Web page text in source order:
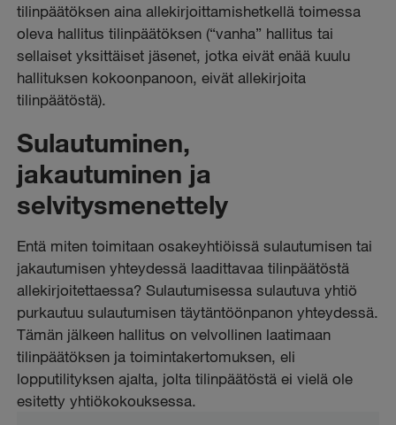
tilinpäätöksen aina allekirjoittamishetkellä toimessa
oleva hallitus tilinpäätöksen (“vanha” hallitus tai
sellaiset yksittäiset jäsenet, jotka eivät enää kuulu
hallituksen kokoonpanoon, eivät allekirjoita
tilinpäätöstä).
Sulautuminen,
jakautuminen ja
selvitysmenettely
Entä miten toimitaan osakeyhtiöissä sulautumisen tai
jakautumisen yhteydessä laadittavaa tilinpäätöstä
allekirjoitettaessa? Sulautumisessa sulautuva yhtiö
purkautuu sulautumisen täytäntöönpanon yhteydessä.
Tämän jälkeen hallitus on velvollinen laatimaan
tilinpäätöksen ja toimintakertomuksen, eli
lopputilityksen ajalta, jolta tilinpäätöstä ei vielä ole
esitetty yhtiökokouksessa.